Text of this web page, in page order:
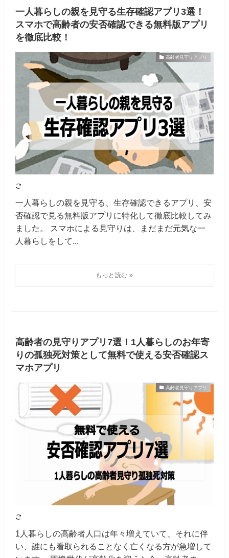
一人暮らしの親を見守る生存確認アプリ3選！
スマホで高齢者の安否確認できる無料版アプリ
を徹底比較！
高齢者見守りアプリ
一人暮らしの親を見守る、生存確認できるアプリ、安
否確認で見る無料版アプリに特化して徹底比較してみ
ました。 スマホによる見守りは、まだまだ元気な一
人暮らしをして...
高齢者の見守りアプリ7選！1人暮らしのお年寄
りの孤独死対策として無料で使える安否確認ス
マホアプリ
高齢者見守りアプリ
1人暮らしの高齢者人口は年々増えていて、それに伴
い、誰にも看取られることなく亡くなる方が急増して